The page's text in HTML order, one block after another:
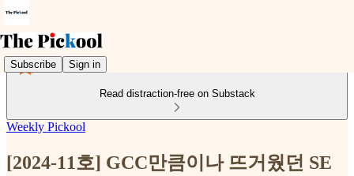
Subscribe Sign in
Read distraction-free on Substack
Weekly Pickool
[2024-11호] GCC만큼이나 뜨거웠던 SE